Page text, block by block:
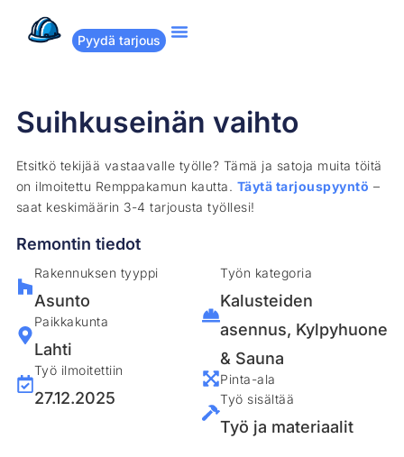
Pyydä tarjous
Suihkuseinän vaihto
Etsitkö tekijää vastaavalle työlle? Tämä ja satoja muita töitä
on ilmoitettu Remppakamun kautta. Täytä tarjouspyyntö –
saat keskimäärin 3-4 tarjousta työllesi!
Remontin tiedot
Rakennuksen tyyppi
Asunto
Paikkakunta
Lahti
Työ ilmoitettiin
27.12.2025
Työn kategoria
Kalusteiden
asennus, Kylpyhuone
& Sauna
Pinta-ala
Työ sisältää
Työ ja materiaalit